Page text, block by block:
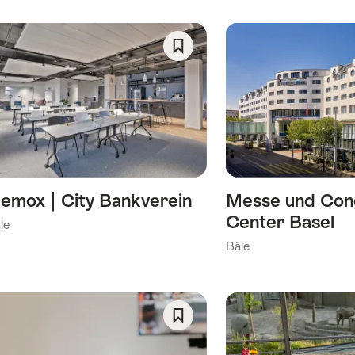
| City Bankverein
Enregistrer
comme
favori:
Liste
souhaits
Messe und
Center Basel
Bâle
Enregistrer